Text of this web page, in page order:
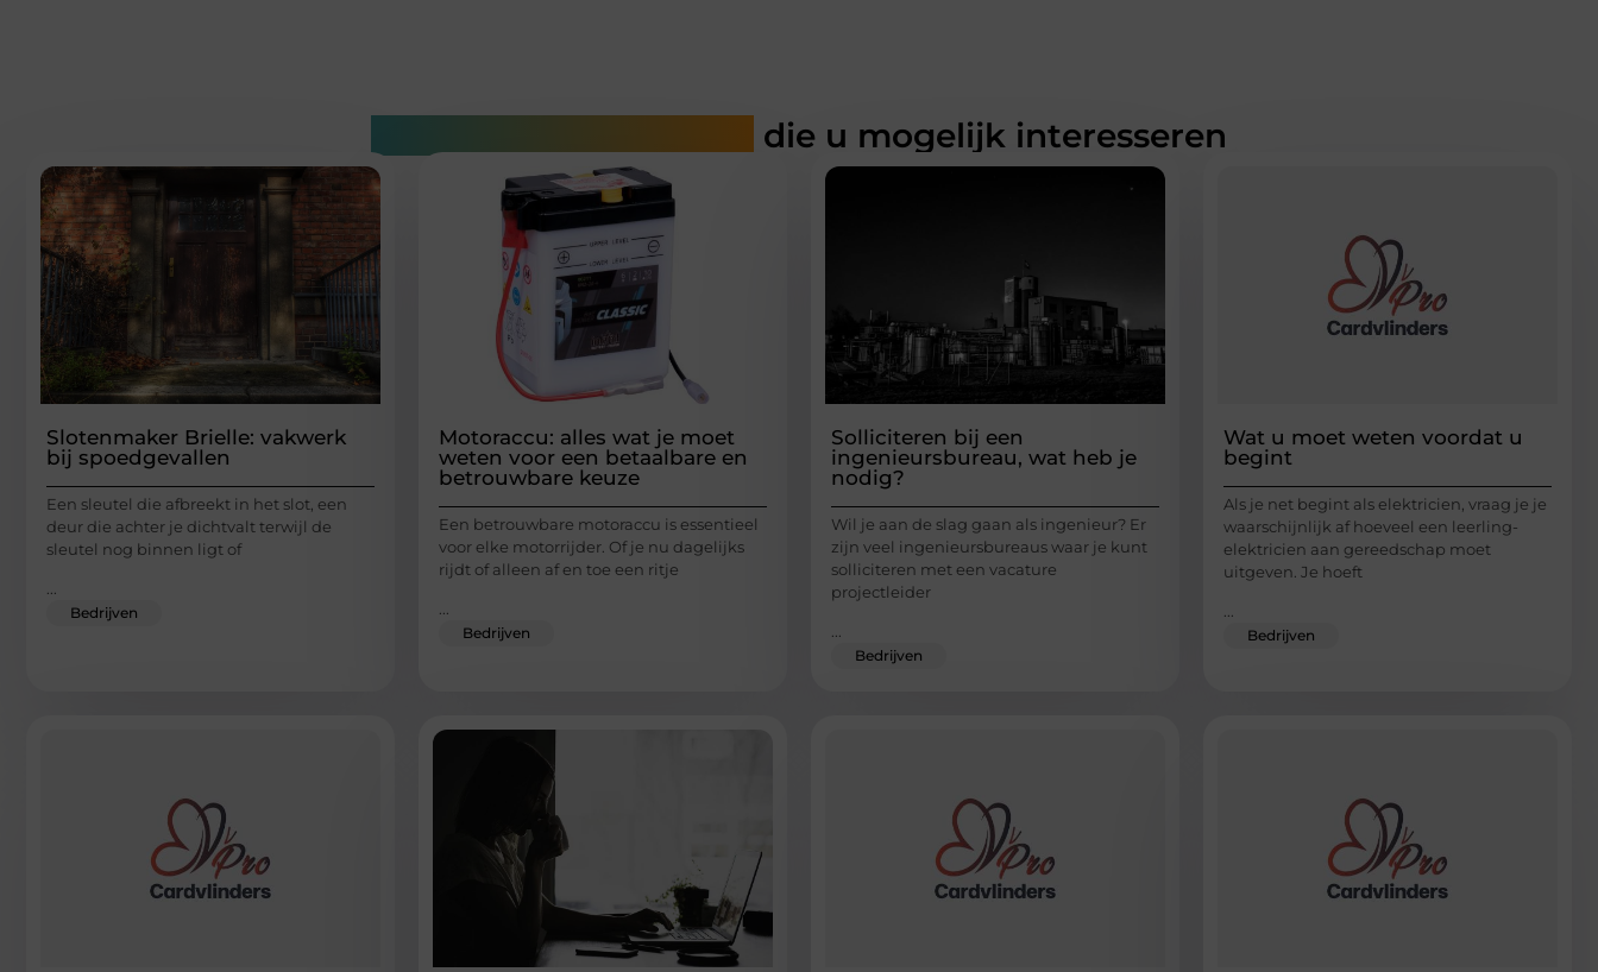
die u mogelijk interesseren
Slotenmaker Brielle: vakwerk
bij spoedgevallen
Een sleutel die afbreekt in het slot, een
deur die achter je dichtvalt terwijl de
sleutel nog binnen ligt of
...
Bedrijven
Motoraccu: alles wat je moet
weten voor een betaalbare en
betrouwbare keuze
Een betrouwbare motoraccu is essentieel
voor elke motorrijder. Of je nu dagelijks
rijdt of alleen af en toe een ritje
...
Bedrijven
Solliciteren bij een
ingenieursbureau, wat heb je
nodig?
Wil je aan de slag gaan als ingenieur? Er
zijn veel ingenieursbureaus waar je kunt
solliciteren met een vacature
projectleider
...
Bedrijven
Wat u moet weten voordat u
begint
Als je net begint als elektricien, vraag je je
waarschijnlijk af hoeveel een leerling-
elektricien aan gereedschap moet
uitgeven. Je hoeft
...
Bedrijven